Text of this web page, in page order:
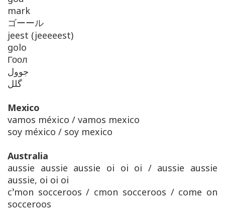
mark
ゴーール
jeest (jeeeeest)
golo
Гоол
جوول
گلل
Mexico
vamos méxico / vamos mexico
soy méxico / soy mexico
Australia
aussie aussie aussie oi oi oi / aussie aussie
aussie, oi oi oi
c’mon socceroos / cmon socceroos / come on
socceroos